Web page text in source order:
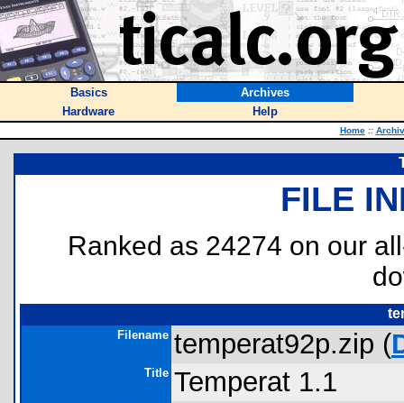
Basics
Archives
Hardware
Help
Home ::
FILE
Ranked as 24274 on our
Filename temperat92p.zip (
Title Temperat 1.1